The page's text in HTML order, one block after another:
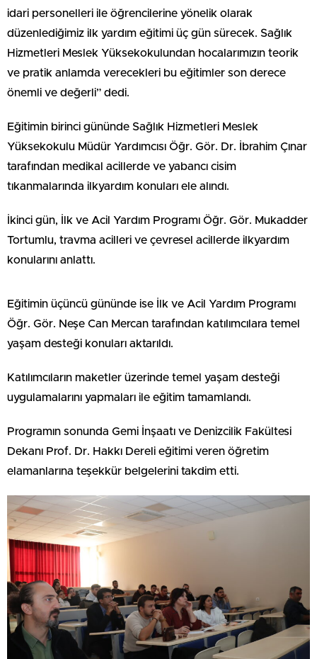
idari personelleri ile öğrencilerine yönelik olarak
düzenlediğimiz ilk yardım eğitimi üç gün sürecek. Sağlık
Hizmetleri Meslek Yüksekokulundan hocalarımızın teorik
ve pratik anlamda verecekleri bu eğitimler son derece
önemli ve değerli” dedi.
Eğitimin birinci gününde Sağlık Hizmetleri Meslek
Yüksekokulu Müdür Yardımcısı Öğr. Gör. Dr. İbrahim Çınar
tarafından medikal acillerde ve yabancı cisim
tıkanmalarında ilkyardım konuları ele alındı.
İkinci gün, İlk ve Acil Yardım Programı Öğr. Gör. Mukadder
Tortumlu, travma acilleri ve çevresel acillerde ilkyardım
konularını anlattı.
Eğitimin üçüncü gününde ise İlk ve Acil Yardım Programı
Öğr. Gör. Neşe Can Mercan tarafından katılımcılara temel
yaşam desteği konuları aktarıldı.
Katılımcıların maketler üzerinde temel yaşam desteği
uygulamalarını yapmaları ile eğitim tamamlandı.
Programın sonunda Gemi İnşaatı ve Denizcilik Fakültesi
Dekanı Prof. Dr. Hakkı Dereli eğitimi veren öğretim
elamanlarına teşekkür belgelerini takdim etti.